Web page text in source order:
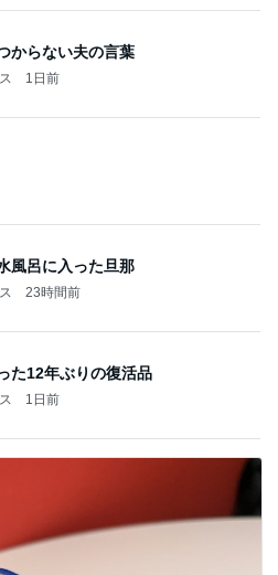
からない夫の言葉
1日前
風呂に入った旦那
23時間前
た12年ぶりの復活品
1日前